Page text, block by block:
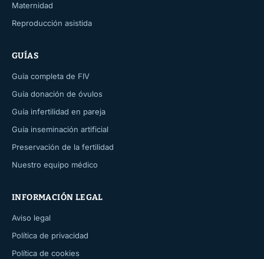
Maternidad
Reproducción asistida
GUÍAS
Guía completa de FIV
Guía donación de óvulos
Guía infertilidad en pareja
Guía inseminación artificial
Preservación de la fertilidad
Nuestro equipo médico
INFORMACIÓN LEGAL
Aviso legal
Política de privacidad
Política de cookies